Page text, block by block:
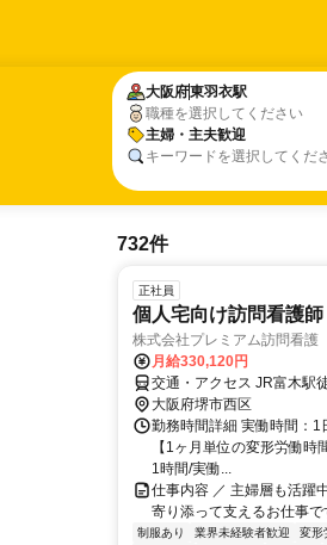
大阪府東羽衣駅
職種を選択してください
主婦・主夫歓迎
キーワードを選択してくだ
大阪府東羽衣駅
主婦・主夫歓迎
732件
正社員
個人宅向け訪問看護師
株式会社プレミアム訪問看護
月給330,120円
交通・アクセス JR富木駅
大阪府堺市西区
勤務時間詳細 実働時間：1
【1ヶ月単位の変形労働
1時間/実働...
仕事内容 ／ 主婦層も活躍
寄り添って支えるお仕事で
制服あり 業界未経験者歓迎 変形